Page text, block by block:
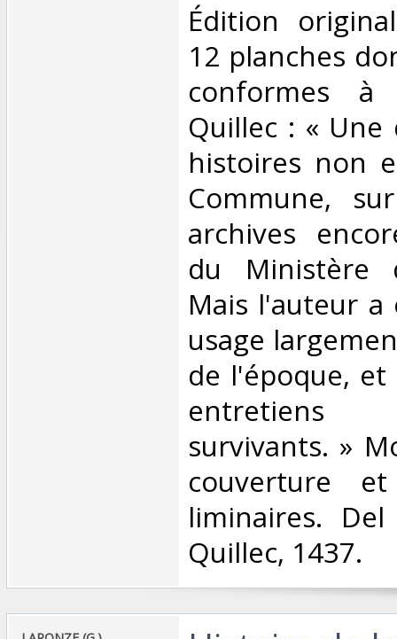
‎Édition
12 planches
conformes
Quillec : «
histoires non
Commune,
archives
du Ministère
Mais l'auteur
usage
de l'époque,
survivants. »
couverture
liminaires.
Quillec, 1437. ‎